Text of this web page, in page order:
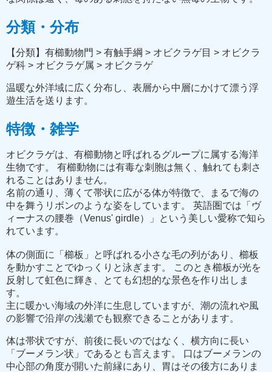
分類・分布
【分類】有櫛動物門 > 有触手綱 > オビクラゲ目 > オビクラ
ゲ科 > オビクラゲ属 > オビクラゲ
温暖な外洋域に広く分布し、表層から中層にかけて漂う浮
遊生活を送ります。
特徴・雑学
オビクラゲは、有櫛動物と呼ばれるグループに属する海洋
生物です。 有櫛動物には有毒な刺胞は無く、触れても刺さ
れることはありません。
名前の通り、薄くて帯状に広がる体が特徴で、まるで海の
中を舞うリボンのような姿をしています。 英語圏では「ヴ
ィーナスの腰巻（Venus' girdle）」という美しい愛称で知ら
れています。
体の側面に「櫛板」と呼ばれる小さな毛の列があり、櫛板
を動かすことでゆっくりと泳ぎます。 このとき櫛板が光を
反射して虹色に輝き、とても幻想的な景色を作り出しま
す。
主に暖かい海域の外洋に生息していますが、潮の流れや風
の影響で沿岸の浅瀬でも観察できることがあります。
体は帯状ですが、前後に長いのではなく、横方向に長い
「ブーメラン状」であるとも言えます。 口はブーメランの
中心部の角度が開いた前縁にあり、胃はその後方にありま